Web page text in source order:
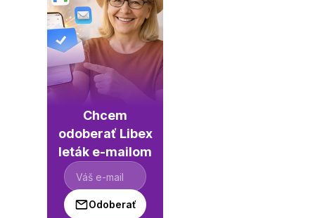
Chcem
odoberať Libex
leták e-mailom
Odoberať